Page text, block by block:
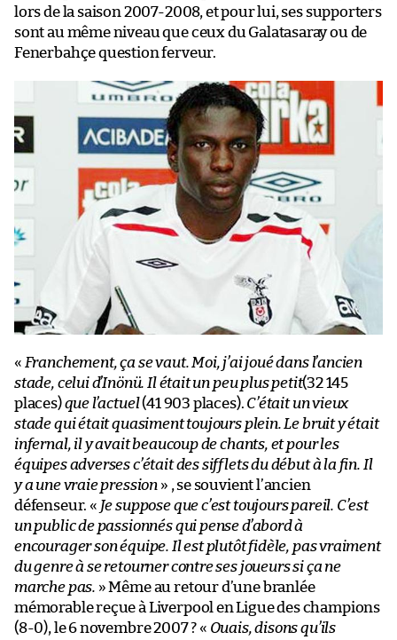
lors de la saison 2007-2008, et pour lui, ses supporters
sont au même niveau que ceux du Galatasaray ou de
Fenerbahçe question ferveur.
« Franchement, ça se vaut. Moi, j’ai joué dans l’ancien
stade, celui d’Inönü. Il était un peu plus petit(32 145
places)que l’actuel(41 903 places). C’était un vieux
stade qui était quasiment toujours plein. Le bruit y était
infernal, il y avait beaucoup de chants, et pour les
équipes adverses c’était des sifflets du début à la fin. Il
y a une vraie pression » , se souvient l’ancien
défenseur. « Je suppose que c’est toujours pareil. C’est
un public de passionnés qui pense d’abord à
encourager son équipe. Il est plutôt fidèle, pas vraiment
du genre à se retourner contre ses joueurs si ça ne
marche pas. » Même au retour d’une branlée
mémorable reçue à Liverpool en Ligue des champions
(8-0), le 6 novembre 2007 ? « Ouais, disons qu’ils